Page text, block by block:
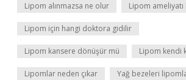
Lipom alınmazsa ne olur Lipom
Lipom için hangi doktora gidilir
Lipom kansere dönüşür mü Lipom kendi
Lipomlar neden çıkar Yağ bezeleri